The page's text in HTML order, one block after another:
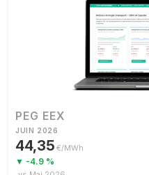
PEG EEX
JUIN 2026
44,35 €/MWh
▼ -4.9 %